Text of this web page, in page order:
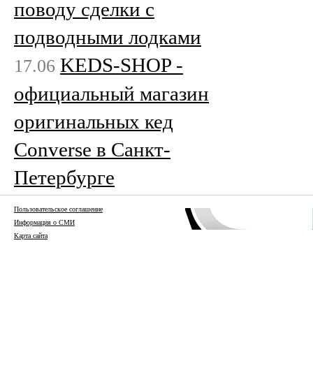
поводу сделки с
подводными лодками
17.06 KEDS-SHOP -
официальный магазин
оригинальных кед
Converse в Санкт-
Петербурге
Пользовательское соглашение
Информация о СМИ
Карта сайта